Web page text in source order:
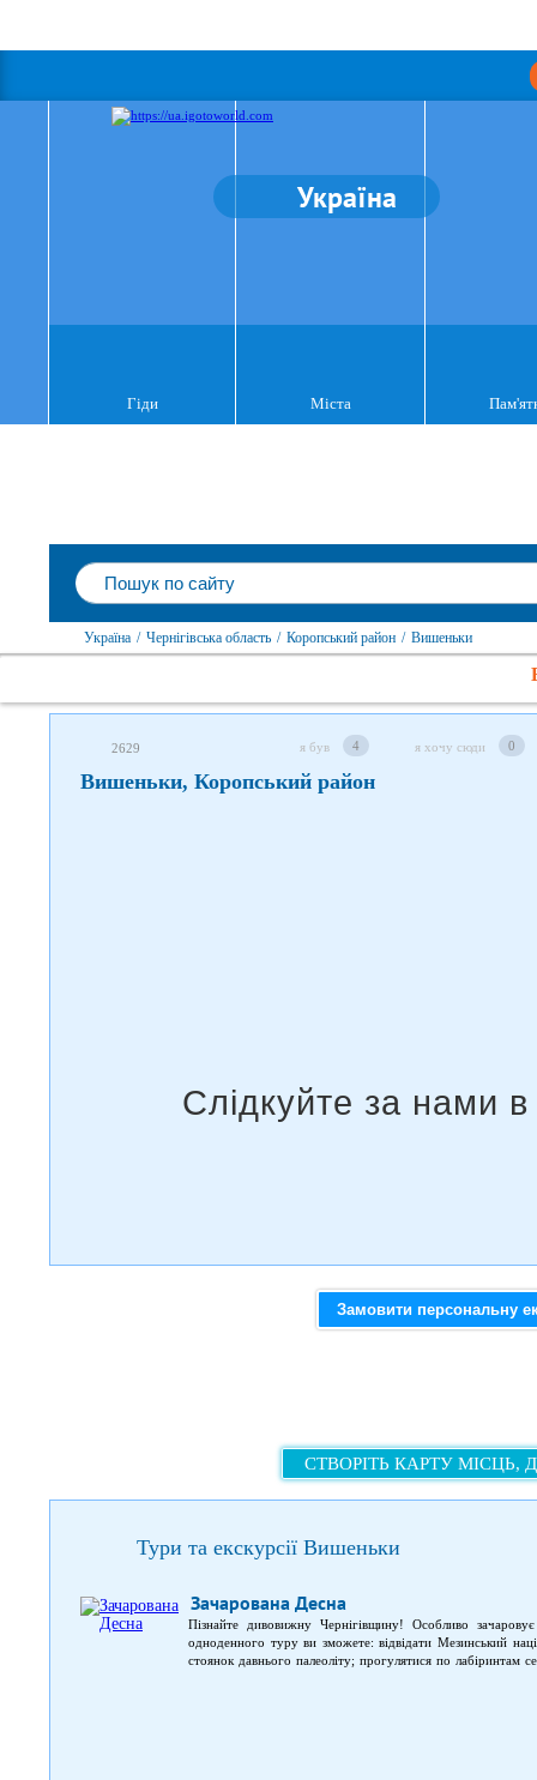
Україна
Гіди Міста
Україна / Чернігівська область / Коропський район / Вишеньки
2629 я був 4 я хочу сюди 0
Вишеньки, Коропський район
Замовити персональну
СТВОРІТЬ КАРТУ МІСЦЬ,
Тури та екскурсії Вишеньки
Зачарована Десна
Пізнайте дивовижну Чернігівщину! Особливо
одноденного туру ви зможете: відвідати Мезинський
стоянок давнього палеоліту; прогулятися по лабіринтам